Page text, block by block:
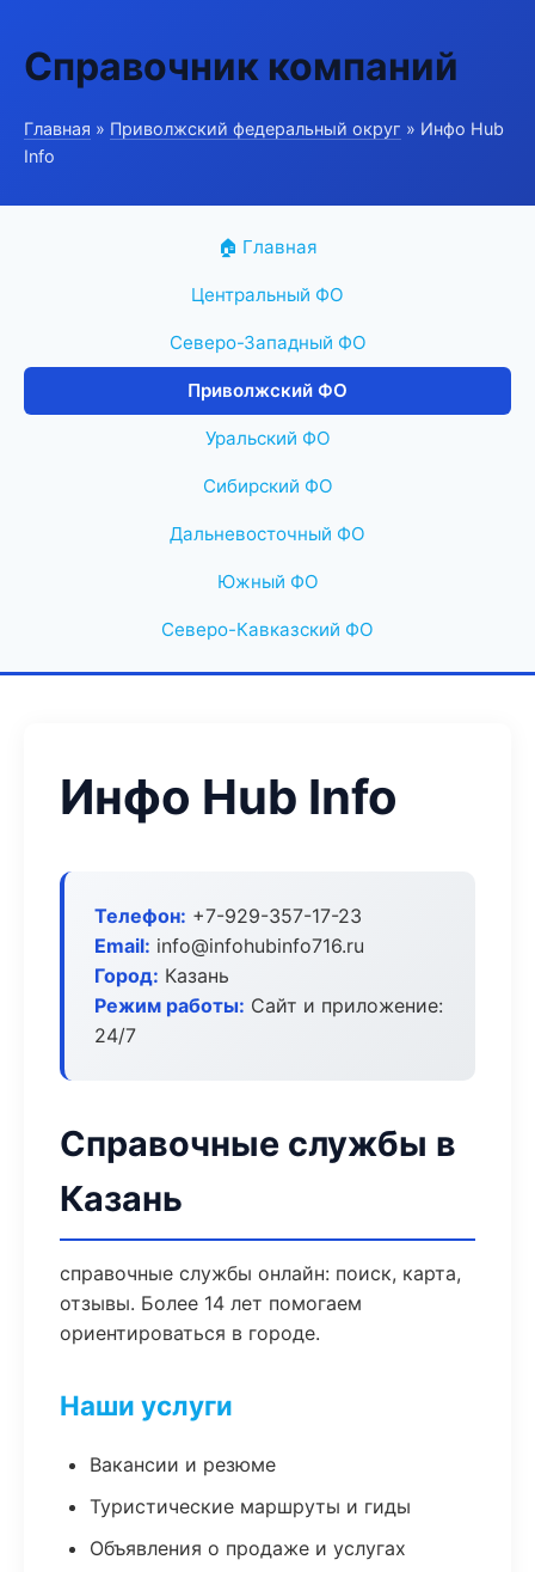
Справочник компаний
Главная » Приволжский федеральный округ » Инфо Hub
Info
🏠 Главная
Центральный ФО
Северо-Западный ФО
Приволжский ФО
Уральский ФО
Сибирский ФО
Дальневосточный ФО
Южный ФО
Северо-Кавказский ФО
Инфо Hub Info
Телефон: +7-929-357-17-23
Email: info@infohubinfo716.ru
Город: Казань
Режим работы: Сайт и приложение:
24/7
Справочные службы в
Казань
справочные службы онлайн: поиск, карта,
отзывы. Более 14 лет помогаем
ориентироваться в городе.
Наши услуги
Вакансии и резюме
Туристические маршруты и гиды
Объявления о продаже и услугах